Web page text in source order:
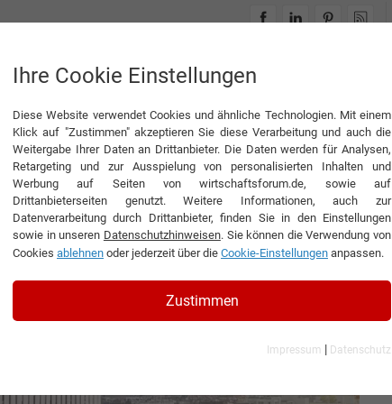
INTERVIEWS
die jedes Gebäude trägt
die jedes Gebäude
Gesellschafter der Lang Ingenieure GmbH
Ihre Cookie Einstellungen
Diese Website verwendet Cookies und ähnliche Technologien. Mit einem
Klick auf "Zustimmen" akzeptieren Sie diese Verarbeitung und auch die
Weitergabe Ihrer Daten an Drittanbieter. Die Daten werden für Analysen,
Retargeting und zur Ausspielung von personalisierten Inhalten und
Werbung auf Seiten von wirtschaftsforum.de, sowie auf
Drittanbieterseiten genutzt. Weitere Informationen, auch zur
Datenverarbeitung durch Drittanbieter, finden Sie in den Einstellungen
sowie in unseren Datenschutzhinweisen. Sie können die Verwendung von
Cookies ablehnen oder jederzeit über die Cookie-Einstellungen anpassen.
Zustimmen
Impressum | Datenschutz